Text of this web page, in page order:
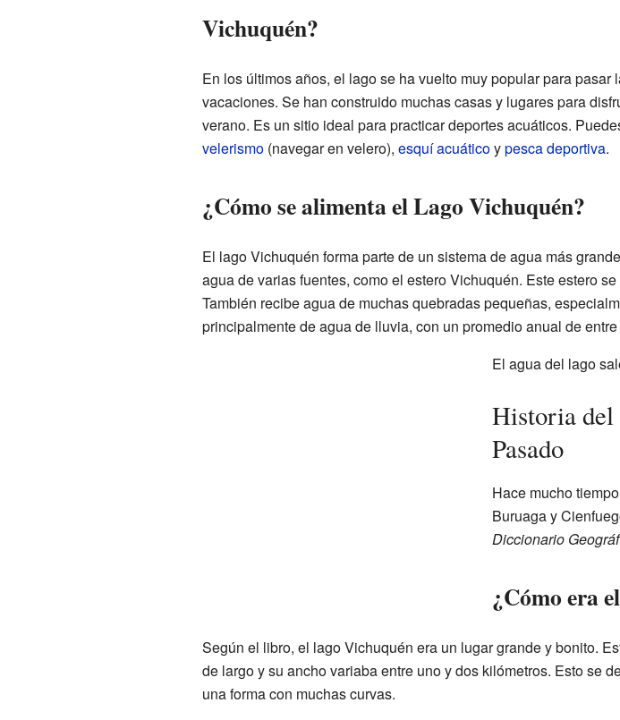
Vichuquén?
En los últimos años, el lago se ha vuelto muy popular para pasar
vacaciones. Se han construido muchas casas y lugares para
verano. Es un sitio ideal para practicar deportes acuáticos.
velerismo(navegar en velero), esquí acuáticoypesca deportiva.
¿Cómo se alimenta el Lago Vichuquén?
El lago Vichuquén forma parte de un sistema de agua más
agua de varias fuentes, como el estero Vichuquén. Este estero
También recibe agua de muchas quebradas pequeñas,
principalmente de agua de lluvia, con un promedio anual de
El agua del lago
Historia del
Pasado
Hace mucho
Buruaga y
Diccionario
¿Cómo era
Según el libro, el lago Vichuquén era un lugar grande y bonito.
de largo y su ancho variaba entre uno y dos kilómetros. Esto se
una forma con muchas curvas.